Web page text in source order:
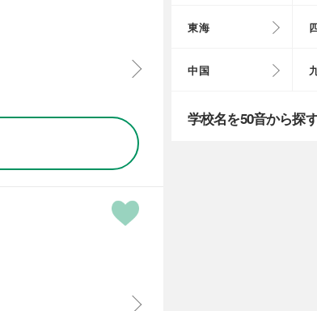
東海
中国
学校名を50音から探